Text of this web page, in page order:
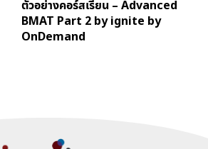
ตัวอย่างคอร์สเรียน – Advanced
BMAT Part 2 by ignite by
OnDemand